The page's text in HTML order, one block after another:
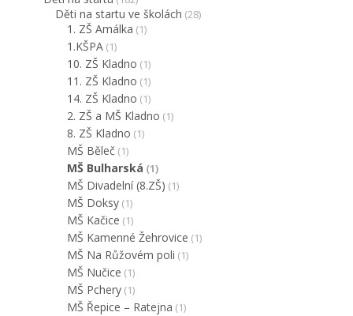
Děti na startu ve školách (28)
1. ZŠ Amálka (1)
1.KŠPA (1)
10. ZŠ Kladno (1)
11. ZŠ Kladno (1)
14. ZŠ Kladno (1)
2. ZŠ a MŠ Kladno (1)
8. ZŠ Kladno (1)
MŠ Běleč (1)
MŠ Bulharská (1)
MŠ Divadelní (8.ZŠ) (1)
MŠ Doksy (1)
MŠ Kačice (1)
MŠ Kamenné Žehrovice (1)
MŠ Na Růžovém poli (1)
MŠ Nučice (1)
MŠ Pchery (1)
MŠ Řepice – Ratejna (1)